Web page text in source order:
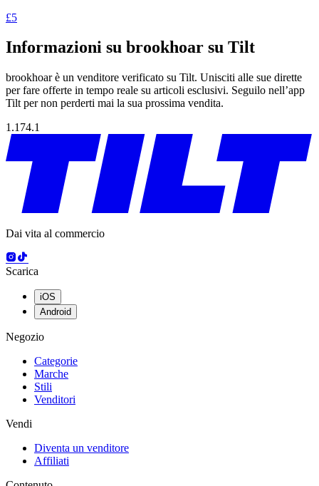
£5
Informazioni su brookhoar su Tilt
brookhoar è un venditore verificato su Tilt. Unisciti alle sue dirette
per fare offerte in tempo reale su articoli esclusivi. Seguilo nell’app
Tilt per non perderti mai la sua prossima vendita.
1.174.1
Dai vita al commercio
Scarica
iOS
Android
Negozio
Categorie
Marche
Stili
Venditori
Vendi
Diventa un venditore
Affiliati